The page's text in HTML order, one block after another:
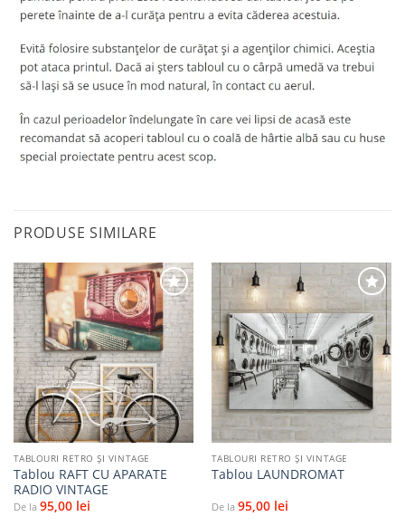
PRODUSE SIMILARE
Adaugă
la
favorite
TABLOURI RETRO ȘI VINTAGE
Tablou RAFT CU APARATE
RADIO VINTAGE
De la 95,00 lei
Adaugă
la
favorite
TABLOURI RETRO ȘI VINTAGE
Tablou LAUNDROMAT
De la 95,00 lei